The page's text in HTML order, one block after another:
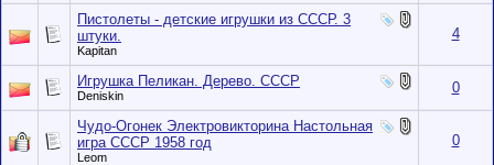
Пистолеты - детские игрушки из СССР. 3
штуки.
Kapitan
4
Игрушка Пеликан. Дерево. СССР
Deniskin 0
Чудо-Огонек Электровикторина Настольная
игра СССР 1958 год
Leom
0